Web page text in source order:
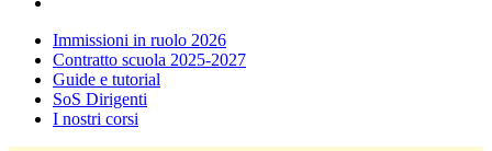
Immissioni in ruolo 2026
Contratto scuola 2025-2027
Guide e tutorial
SoS Dirigenti
I nostri corsi